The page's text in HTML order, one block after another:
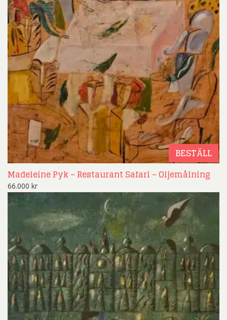
BESTÄLL
Madeleine Pyk – Restaurant Safari – Oljemålning
66.000 kr